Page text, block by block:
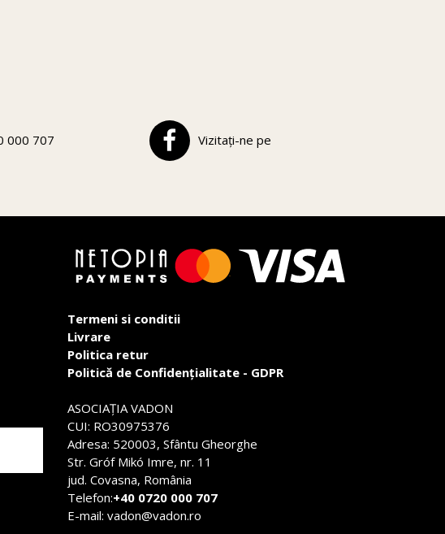
000 707 Vizitați-ne pe
Termeni si conditii
Livrare
Politica retur
Politică de Confidențialitate - GDPR
ASOCIAŢIA VADON
CUI: RO30975376
Adresa: 520003, Sfântu Gheorghe
Str. Gróf Mikó Imre, nr. 11
jud. Covasna, România
Telefon:+40 0720 000 707
E-mail: vadon@vadon.ro